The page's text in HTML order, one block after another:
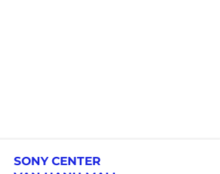
SONY CENTER